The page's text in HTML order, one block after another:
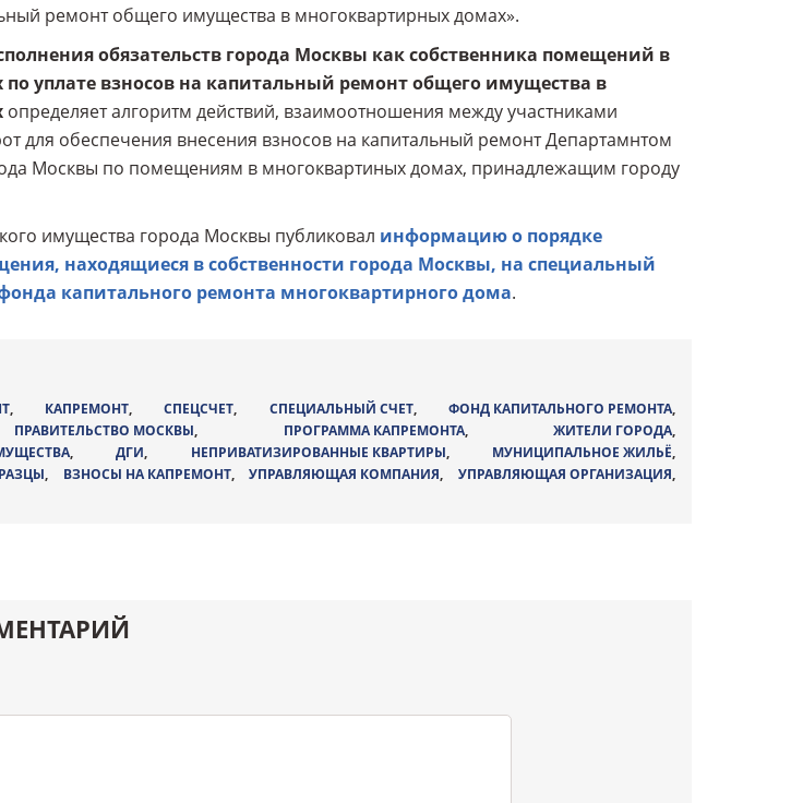
ремонт общего имущества в многоквартирных домах».
обязательств города Москвы как собственника помещений в
уплате взносов на капитальный ремонт общего имущества в
определяет алгоритм действий, взаимоотношения между участниками
для обеспечения внесения взносов на капитальный ремонт Департамнтом
Москвы по помещениям в многоквартиных домах, принадлежащим городу
имущества города Москвы публиковал информацию о порядке
находящиеся в собственности города Москвы, на специальный
капитального ремонта многоквартирного дома.
, КАПРЕМОНТ,СПЕЦСЧЕТ, СПЕЦИАЛЬНЫЙ СЧЕТ, ФОНД КАПИТАЛЬНОГО РЕМОНТА,
ПРАВИТЕЛЬСТВО МОСКВЫ, ПРОГРАММА КАПРЕМОНТА, ЖИТЕЛИ ГОРОДА,
, ДГИ, НЕПРИВАТИЗИРОВАННЫЕ КВАРТИРЫ, МУНИЦИПАЛЬНОЕ ЖИЛЬЁ,
, ВЗНОСЫ НА КАПРЕМОНТ,УПРАВЛЯЮЩАЯ КОМПАНИЯ, УПРАВЛЯЮЩАЯ ОРГАНИЗАЦИЯ,